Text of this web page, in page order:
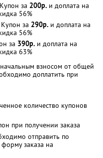
за 200р. и доплата на
56%
за 290р. и доплата на
56%
за 390р. и доплата на
63%
взносом от общей
доплатить при
количество купонов
при получении заказа
отправить по
заказа на